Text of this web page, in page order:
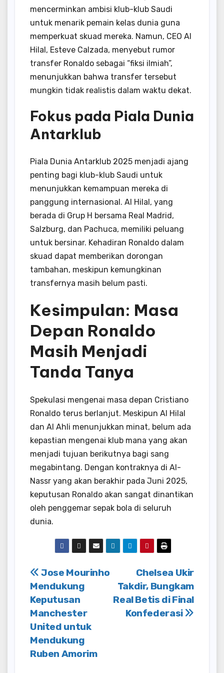
mencerminkan ambisi klub-klub Saudi
untuk menarik pemain kelas dunia guna
memperkuat skuad mereka. Namun, CEO Al
Hilal, Esteve Calzada, menyebut rumor
transfer Ronaldo sebagai “fiksi ilmiah”,
menunjukkan bahwa transfer tersebut
mungkin tidak realistis dalam waktu dekat.
Fokus pada Piala Dunia
Antarklub
Piala Dunia Antarklub 2025 menjadi ajang
penting bagi klub-klub Saudi untuk
menunjukkan kemampuan mereka di
panggung internasional. Al Hilal, yang
berada di Grup H bersama Real Madrid,
Salzburg, dan Pachuca, memiliki peluang
untuk bersinar. Kehadiran Ronaldo dalam
skuad dapat memberikan dorongan
tambahan, meskipun kemungkinan
transfernya masih belum pasti.
Kesimpulan: Masa
Depan Ronaldo
Masih Menjadi
Tanda Tanya
Spekulasi mengenai masa depan Cristiano
Ronaldo terus berlanjut. Meskipun Al Hilal
dan Al Ahli menunjukkan minat, belum ada
kepastian mengenai klub mana yang akan
menjadi tujuan berikutnya bagi sang
megabintang. Dengan kontraknya di Al-
Nassr yang akan berakhir pada Juni 2025,
keputusan Ronaldo akan sangat dinantikan
oleh penggemar sepak bola di seluruh
dunia.
Post
navigation
Chelsea Ukir
Takdir, Bungkam
Real Betis di Final
Konfederasi
Jose Mourinho
Mendukung
Keputusan
Manchester
United untuk
Mendukung
Ruben Amorim